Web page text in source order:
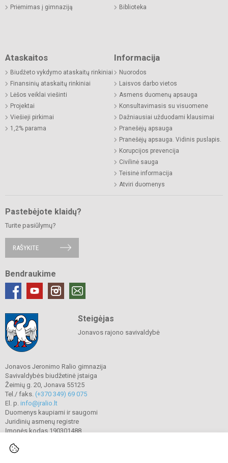
Priėmimas į gimnaziją
Biblioteka
Ataskaitos
Biudžeto vykdymo ataskaitų rinkiniai
Finansinių ataskaitų rinkiniai
Lėšos veiklai viešinti
Projektai
Viešieji pirkimai
1,2% parama
Informacija
Nuorodos
Laisvos darbo vietos
Asmens duomenų apsauga
Konsultavimasis su visuomene
Dažniausiai užduodami klausimai
Pranešėjų apsauga
Pranešėjų apsauga. Vidinis puslapis.
Korupcijos prevencija
Civilinė sauga
Teisinė informacija
Atviri duomenys
Pastebėjote klaidų?
Turite pasiūlymų?
RAŠYKITE
Bendraukime
Steigėjas
Jonavos rajono savivaldybė
Jonavos Jeronimo Ralio gimnazija
Savivaldybės biudžetinė įstaiga
Žeimių g. 20, Jonava 55125
Tel./ faks. (+370 349) 69 075
El. p. info@jralio.lt
Duomenys kaupiami ir saugomi
Juridinių asmenų registre
Įmonės kodas 190301488